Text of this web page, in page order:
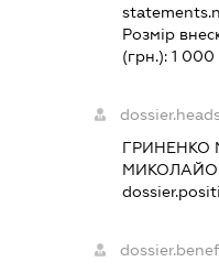
Розмір
(грн.):1 000
ГРИНЕНКО